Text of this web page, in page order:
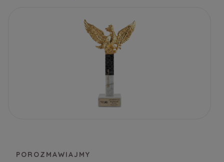
POROZMAWIAJMY